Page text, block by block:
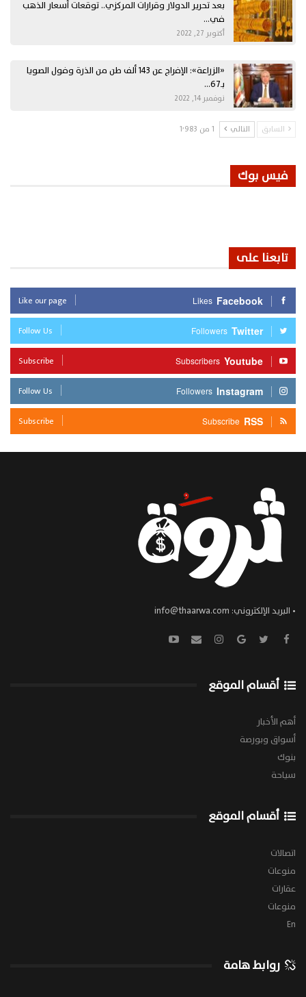
بعد تحرير الدولار وقرارات المركزي.. توقعات أسعار الذهب
في…
أكتوبر 27, 2022
«الزراعة»: الإفراج عن 143 ألف طن من الذرة وفول الصويا
بـ67…
نوفمبر 14, 2022
السابق التالي 1 من 1٬983
فيس بوك
تابعنا على
Facebook
Likes
Like our page
Twitter
Followers
Follow Us
Youtube
Subscribers
Subscribe
Instagram
Followers
Follow Us
RSS
Subscribe
Subscribe
• البريد الإلكتروني: info@thaarwa.com
أقسام الموقع
أهم الأخبار
أسواق وبورصة
بنوك
سياحة
أقسام الموقع
اتصالات
منوعات
عقارات
منوعات
En
روابط هامة